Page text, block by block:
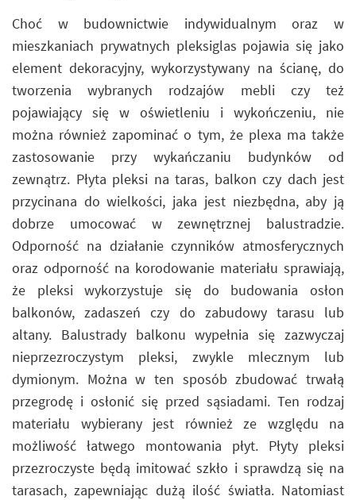
Choć w budownictwie indywidualnym oraz w
mieszkaniach prywatnych pleksiglas pojawia się jako
element dekoracyjny, wykorzystywany na ścianę, do
tworzenia wybranych rodzajów mebli czy też
pojawiający się w oświetleniu i wykończeniu, nie
można również zapominać o tym, że plexa ma także
zastosowanie przy wykańczaniu budynków od
zewnątrz. Płyta pleksi na taras, balkon czy dach jest
przycinana do wielkości, jaka jest niezbędna, aby ją
dobrze umocować w zewnętrznej balustradzie.
Odporność na działanie czynników atmosferycznych
oraz odporność na korodowanie materiału sprawiają,
że pleksi wykorzystuje się do budowania osłon
balkonów, zadaszeń czy do zabudowy tarasu lub
altany. Balustrady balkonu wypełnia się zazwyczaj
nieprzezroczystym pleksi, zwykle mlecznym lub
dymionym. Można w ten sposób zbudować trwałą
przegrodę i osłonić się przed sąsiadami. Ten rodzaj
materiału wybierany jest również ze względu na
możliwość łatwego montowania płyt. Płyty pleksi
przezroczyste będą imitować szkło i sprawdzą się na
tarasach, zapewniając dużą ilość światła. Natomiast